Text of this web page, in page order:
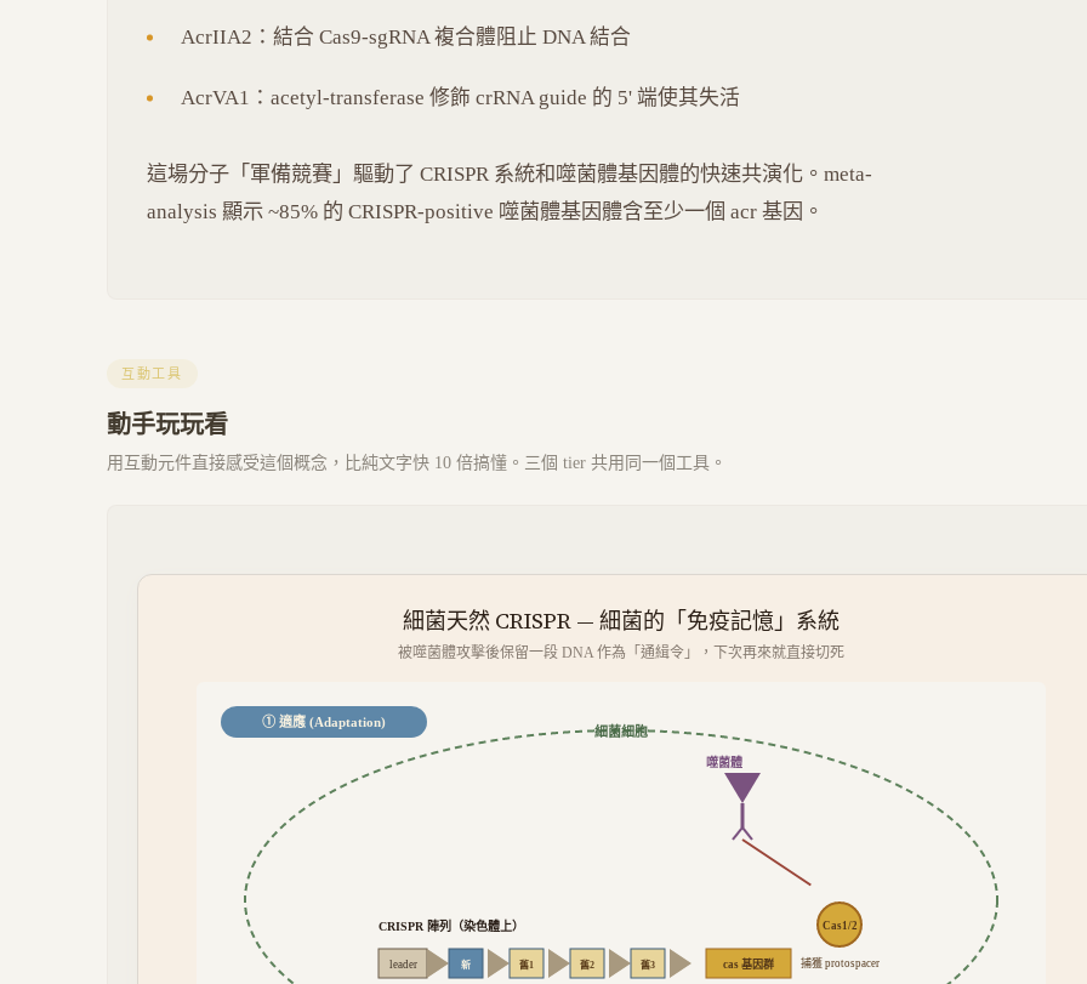
AcrIIA2：結合 Cas9-sgRNA 複合體阻止 DNA 結合
AcrVA1：acetyl-transferase 修飾 crRNA guide 的 5' 端使其失活
這場分子「軍備競賽」驅動了 CRISPR 系統和噬菌體基因體的快速共演化。meta-
analysis 顯示 ~85% 的 CRISPR-positive 噬菌體基因體含至少一個 acr 基因。
互動工具
動手玩玩看
用互動元件直接感受這個概念，比純文字快 10 倍搞懂。三個 tier 共用同一個工具。
細菌天然 CRISPR — 細菌的「免疫記憶」系統
被噬菌體攻擊後保留一段 DNA 作為「通緝令」，下次再來就直接切死
細菌細胞
CRISPR 陣列（染色體上）
leader 新 舊1 舊2 舊3 cas 基因群
噬菌體
Cas1/2
捕獲 protospacer
① 適應 (Adaptation)